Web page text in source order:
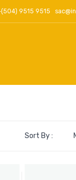
9515 9515
Sort By :